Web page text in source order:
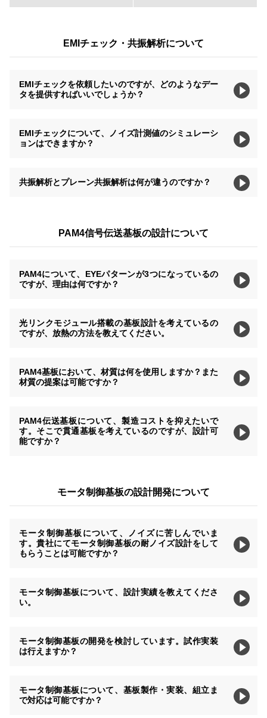
EMIチェック・共振解析について
EMIチェックを依頼したいのですが、どのようなデー
タを提供すればいいでしょうか？
EMIチェックについて、ノイズ計測値のシミュレーシ
ョンはできますか？
共振解析とプレーン共振解析は何が違うのですか？
PAM4信号伝送基板の設計について
PAM4について、EYEパターンが3つになっているの
ですが、理由は何ですか？
光リンクモジュール搭載の基板設計を考えているの
ですが、放熱の方法を教えてください。
PAM4基板において、材質は何を使用しますか？また
材質の提案は可能ですか？
PAM4伝送基板について、製造コストを抑えたいで
す。そこで貫通基板を考えているのですが、設計可
能ですか？
モータ制御基板の設計開発について
モータ制御基板について、ノイズに苦しんでいま
す。貴社にてモータ制御基板の耐ノイズ設計をして
もらうことは可能ですか？
モータ制御基板について、設計実績を教えてくださ
い。
モータ制御基板の開発を検討しています。試作実装
は行えますか？
モータ制御基板について、基板製作・実装、組立ま
で対応は可能ですか？